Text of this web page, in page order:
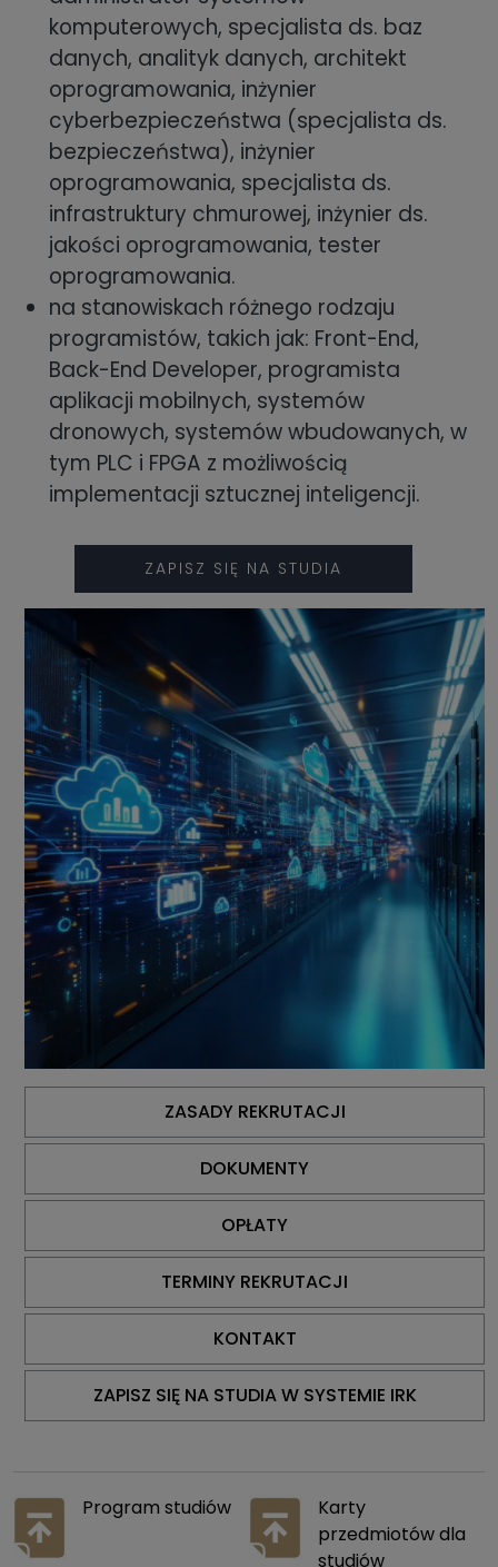
komputerowych, specjalista ds. baz
danych, analityk danych, architekt
oprogramowania, inżynier
cyberbezpieczeństwa (specjalista ds.
bezpieczeństwa), inżynier
oprogramowania, specjalista ds.
infrastruktury chmurowej, inżynier ds.
jakości oprogramowania, tester
oprogramowania.
na stanowiskach różnego rodzaju
programistów, takich jak: Front-End,
Back-End Developer, programista
aplikacji mobilnych, systemów
dronowych, systemów wbudowanych, w
tym PLC i FPGA z możliwością
implementacji sztucznej inteligencji.
ZAPISZ SIĘ NA STUDIA
ZASADY REKRUTACJI
DOKUMENTY
OPŁATY
TERMINY REKRUTACJI
KONTAKT
ZAPISZ SIĘ NA STUDIA W SYSTEMIE IRK
Program studiów
Karty
przedmiotów dla
studiów